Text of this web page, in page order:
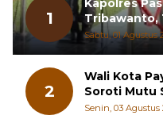
1
Kapolres
Tribawanto,
Pelayanan
Masyarakat
Sabtu, 01 Agustus
2
Wali Kota
Soroti Mutu
RSUD
Senin, 03 Agustus